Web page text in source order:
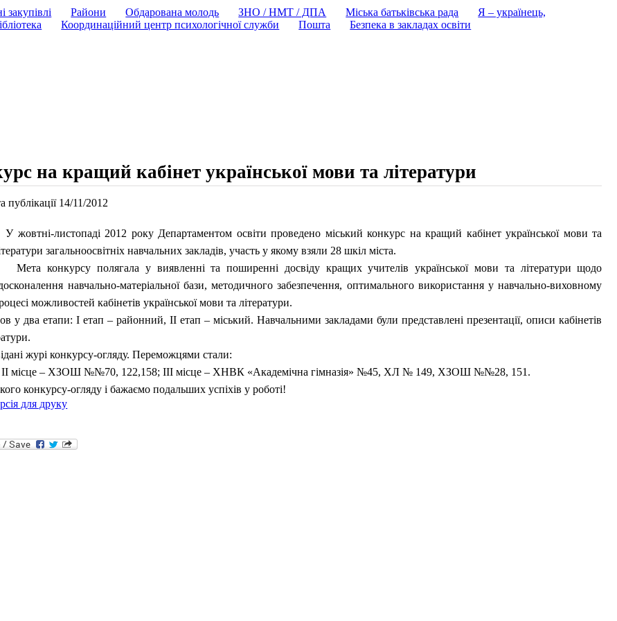
закупівлі Райони Обдарована молодь ЗНО / НМТ / ДПА Міська батьківська рада
Я – українець,
Координаційний центр психологічної служби Пошта Безпека в закладах освіти
на кращий кабінет української мови та літератури
14/11/2012
У жовтні-листопаді 2012 року Департаментом освіти проведено міський конкурс на кращий кабінет української мови та
загальноосвітніх навчальних закладів, участь у якому взяли 28 шкіл міста.
конкурсу полягала у виявленні та поширенні досвіду кращих учителів української мови та літератури щодо
навчально-матеріальної бази, методичного забезпечення, оптимального використання у навчально-виховному
можливостей кабінетів української мови та літератури.
два етапи: І етап – районний, ІІ етап – міський. Навчальними закладами були представлені презентації, описи кабінетів
журі конкурсу-огляду. Переможцями стали:
місце – ХЗОШ №№70, 122,158; ІІІ місце – ХНВК «Академічна гімназія» №45, ХЛ № 149, ХЗОШ №№28, 151.
конкурсу-огляду і бажаємо подальших успіхів у роботі!
для друку